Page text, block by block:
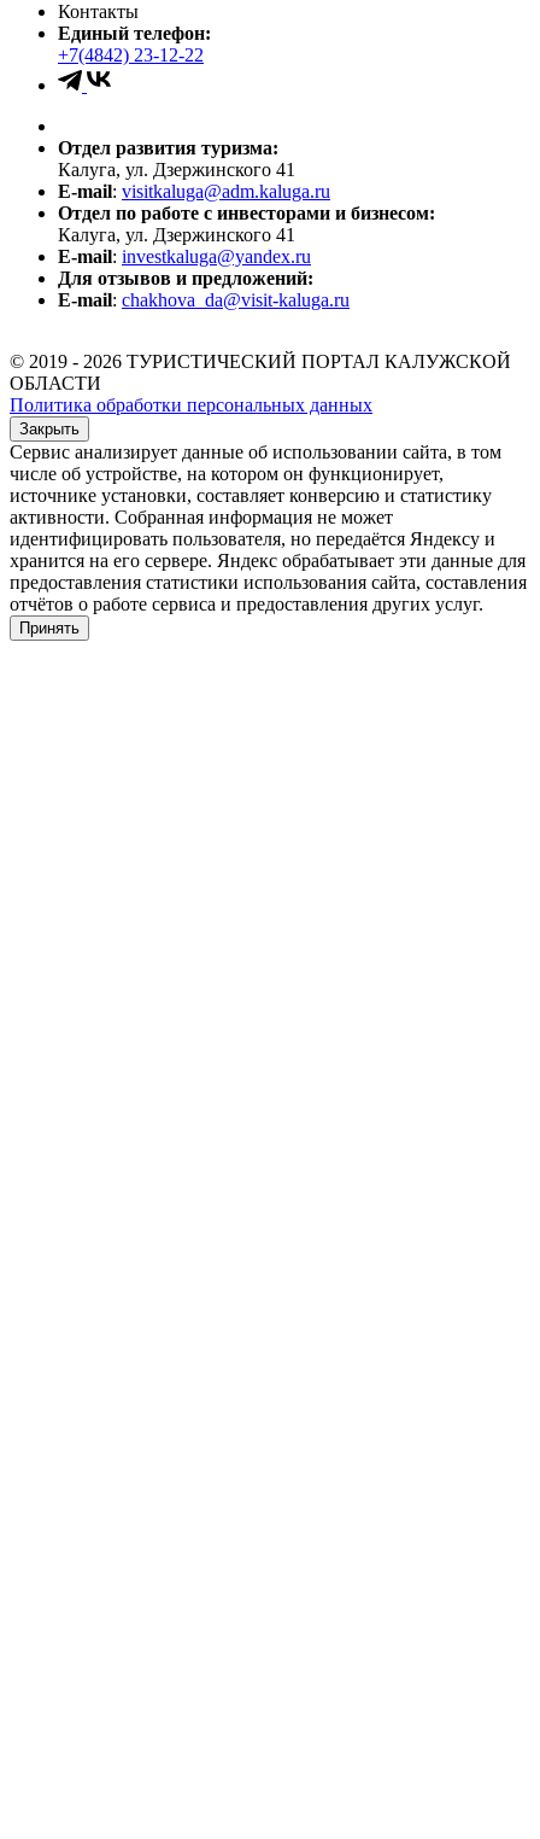
Контакты
Единый телефон:
+7(4842) 23-12-22
Отдел развития туризма:
Калуга, ул. Дзержинского 41
E-mail: visitkaluga@adm.kaluga.ru
Отдел по работе с инвесторами и бизнесом:
Калуга, ул. Дзержинского 41
E-mail: investkaluga@yandex.ru
Для отзывов и предложений:
E-mail: chakhova_da@visit-kaluga.ru
© 2019 - 2026 ТУРИСТИЧЕСКИЙ ПОРТАЛ КАЛУЖСКОЙ
ОБЛАСТИ
Политика обработки персональных данных
Закрыть
Сервис анализирует данные об использовании сайта, в том
числе об устройстве, на котором он функционирует,
источнике установки, составляет конверсию и статистику
активности. Собранная информация не может
идентифицировать пользователя, но передаётся Яндексу и
хранится на его сервере. Яндекс обрабатывает эти данные для
предоставления статистики использования сайта, составления
отчётов о работе сервиса и предоставления других услуг.
Принять